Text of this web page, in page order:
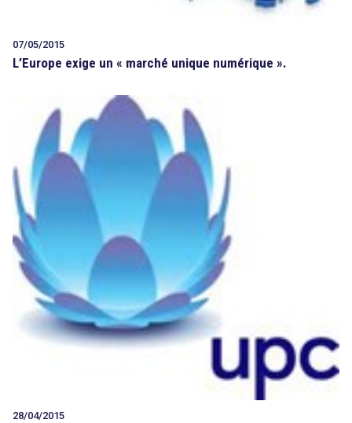
07/05/2015
L’Europe exige un « marché unique numérique ».
28/04/2015